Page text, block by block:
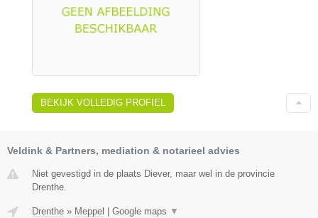
BEKIJK VOLLEDIG PROFIEL
Veldink & Partners, mediation & notarieel advies
Niet gevestigd in de plaats Diever, maar wel in de provincie
Drenthe.
Drenthe » Meppel Google maps ▼